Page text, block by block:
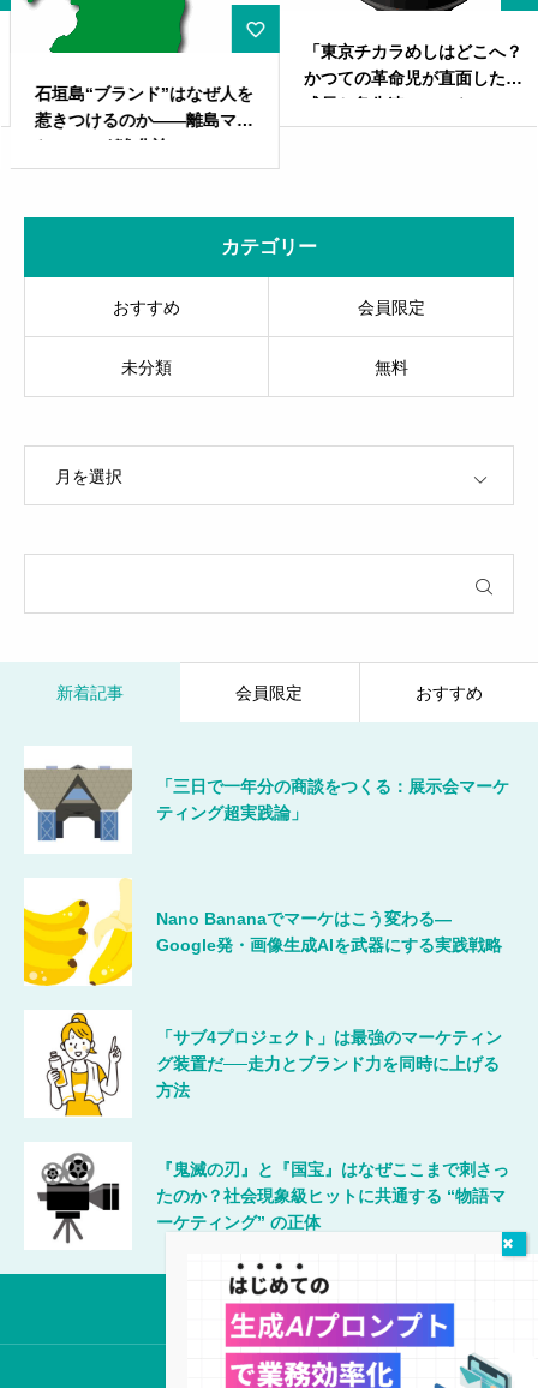
石垣島“ブランド”はなぜ人を
惹きつけるのか――離島マー
ケティング進化論
「東京チカラめしはどこへ？
かつての革命児が直面した急
成長と急失速。マーケティン
グの教訓とは」
カテゴリー
おすすめ 会員限定
未分類 無料
新着記事 会員限定 おすすめ
「三日で一年分の商談をつくる：展示会マーケ
ティング超実践論」
Nano Bananaでマーケはこう変わる―
Google発・画像生成AIを武器にする実践戦略
「サブ4プロジェクト」は最強のマーケティン
グ装置だ──走力とブランド力を同時に上げる
方法
『鬼滅の刃』と『国宝』はなぜここまで刺さっ
たのか？社会現象級ヒットに共通する “物語マ
ーケティング” の正体
唯一無二のマーケティング